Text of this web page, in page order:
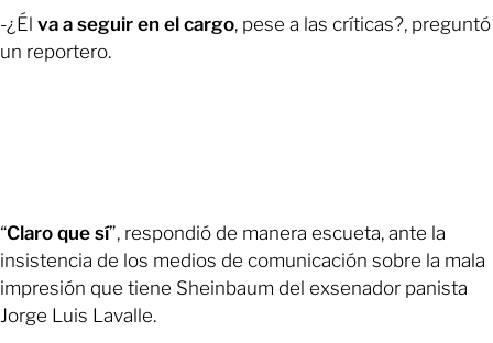
-¿Él va a seguir en el cargo, pese a las críticas?, preguntó
un reportero.
“Claro que sí”, respondió de manera escueta, ante la
insistencia de los medios de comunicación sobre la mala
impresión que tiene Sheinbaum del exsenador panista
Jorge Luis Lavalle.